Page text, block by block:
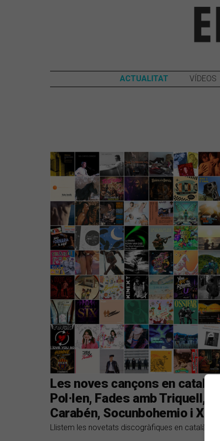
ACTUALITAT VÍDEOS
Les noves cançons en català
Pol·len, Fades amb Triquell,
Carabén, Socunbohemio i
Llistem les novetats discogràfiques en català